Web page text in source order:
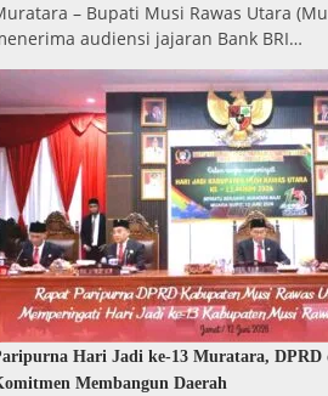
– Bupati Musi Rawas Utara
audiensi jajaran Bank BRI…
Hari Jadi ke-13 Muratara, DPRD
Membangun Daerah